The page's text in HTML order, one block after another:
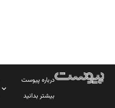
درباره پیوست
بیشتر بدانید